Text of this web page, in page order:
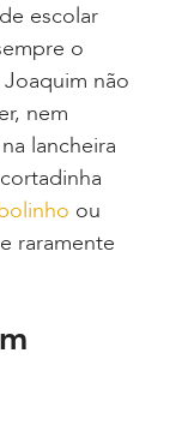
escolar
o
não
nem
lancheira
ou
raramente